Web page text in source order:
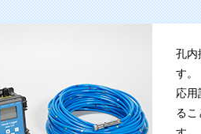
孔内
す。
応用
るこ